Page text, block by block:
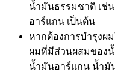
น้ำมันธรรมชาติ เช่
อาร์แกน เป็นต้น
หากต้องการบำรุงผ
ผมที่มีส่วนผสมของ
น้ำมันอาร์แกน น้ำมั